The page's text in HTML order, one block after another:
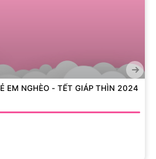
EM NGHÈO - TẾT GIÁP THÌN 2024